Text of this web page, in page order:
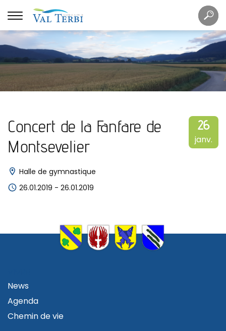
Mots
clés
Concert de la Fanfare de
Montsevelier
26
janv.
Halle de gymnastique
26.01.2019 - 26.01.2019
News
Agenda
Chemin de vie